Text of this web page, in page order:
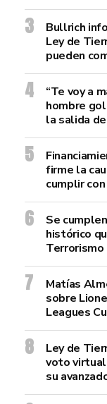
Bullrich
Ley de
pueden
“Te voy a
hombre
la salida
firme la
cumplir
Se
histórico
Matías
sobre
Leagues
Ley de
voto
su